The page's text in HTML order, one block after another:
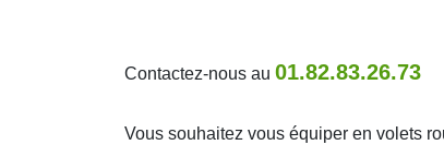
Contactez-nous au 01.82.83.26.73
Vous souhaitez vous équiper en volets